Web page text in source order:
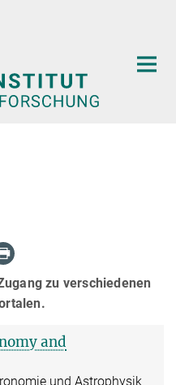
zu verschiedenen
and
und Astrophysik